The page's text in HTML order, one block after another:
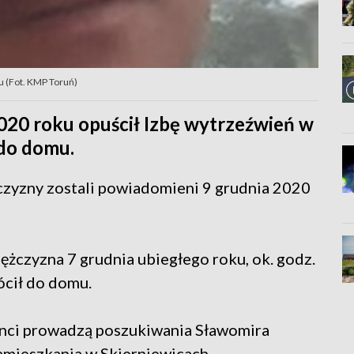
(Fot. KMP Toruń)
roku opuścił Izbę wytrzeźwień w
domu.
zostali powiadomieni 9 grudnia 2020
7 grudnia ubiegłego roku, ok. godz.
do domu.
prowadzą poszukiwania Sławomira